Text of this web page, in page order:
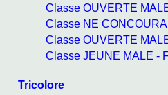
Classe OUVERTE
Classe NE
Classe OUVERTE
Classe JEUNE MALE -
Tricolore